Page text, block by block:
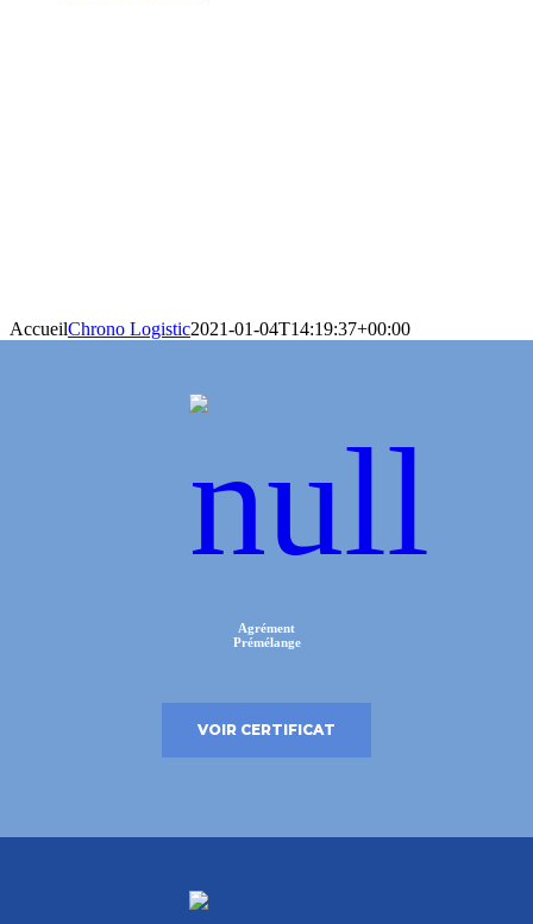
AccueilChrono Logistic2021-01-04T14:19:37+00:00
Agrément
Prémélange
VOIR CERTIFICAT